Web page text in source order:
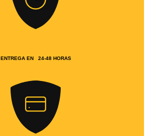
ENTREGA EN 24-48 HORAS